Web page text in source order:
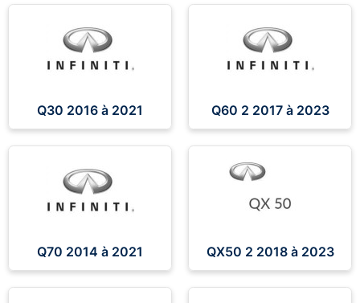
Q30 2016 à 2021 Q60 2 2017 à 2023
Q70 2014 à 2021 QX50 2 2018 à 2023